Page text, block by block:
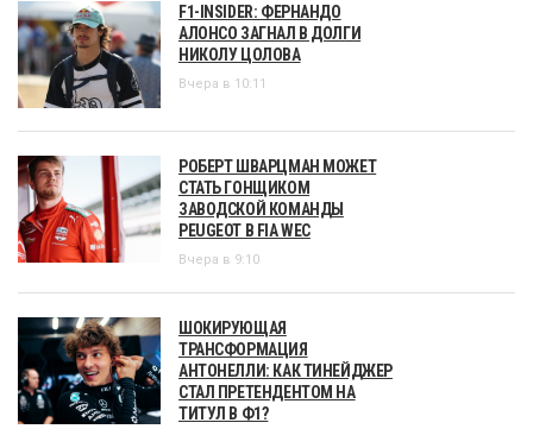
F1-INSIDER: ФЕРНАНДО
АЛОНСО ЗАГНАЛ В ДОЛГИ
НИКОЛУ ЦОЛОВА
Вчера в 10:11
РОБЕРТ ШВАРЦМАН МОЖЕТ
СТАТЬ ГОНЩИКОМ
ЗАВОДСКОЙ КОМАНДЫ
PEUGEOT В FIA WEC
Вчера в 9:10
ШОКИРУЮЩАЯ
ТРАНСФОРМАЦИЯ
АНТОНЕЛЛИ: КАК ТИНЕЙДЖЕР
СТАЛ ПРЕТЕНДЕНТОМ НА
ТИТУЛ В Ф1?